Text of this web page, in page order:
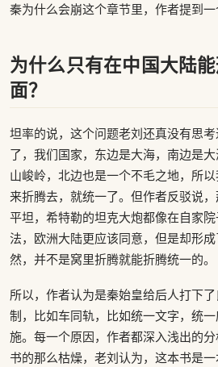
秦为什么会崩这个章节里，作者提到一
为什么只有在中国大陆
面？
坦率的说，这个问题老刘还真没有思
了，我们国家，东边是大海，南边是
山峻岭，北边也是一个不毛之地，所
来折腾去，就统一了。但作者反驳说
平坦，希特勒的坦克大炮都像在自家
法，欧洲大陆更应该同意，但是却形
然，并不是窝里折腾就能折腾统一的。
所以，作者认为是秦始皇给后人打下
制，比如车同轨，比如统一文字，统
施。每一个原因，作者都深入浅出的
书的那么枯燥，老刘认为，这本书是